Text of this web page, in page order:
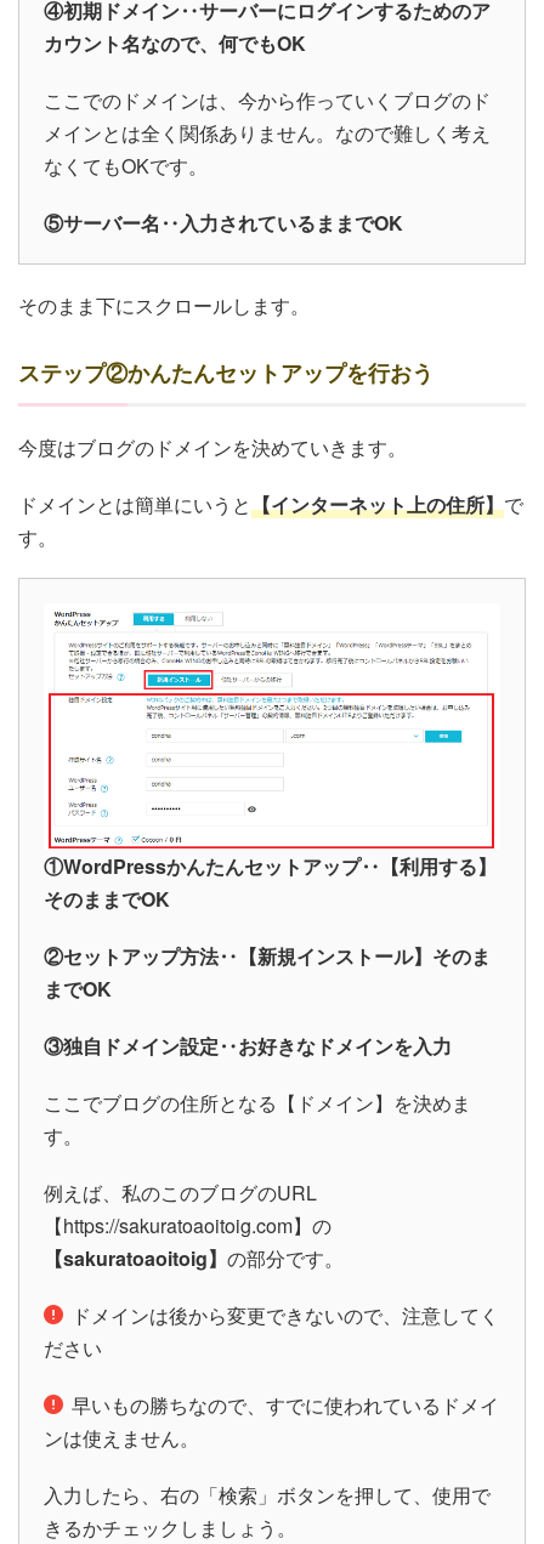
④初期ドメイン‥サーバーにログインするためのア
カウント名なので、何でもOK
ここでのドメインは、今から作っていくブログのド
メインとは全く関係ありません。なので難しく考え
なくてもOKです。
⑤サーバー名‥入力されているままでOK
そのまま下にスクロールします。
ステップ②かんたんセットアップを行おう
今度はブログのドメインを決めていきます。
ドメインとは簡単にいうと【インターネット上の住所】で
す。
①WordPressかんたんセットアップ‥【利用する】
そのままでOK
②セットアップ方法‥【新規インストール】そのま
までOK
③独自ドメイン設定‥お好きなドメインを入力
ここでブログの住所となる【ドメイン】を決めま
す。
例えば、私のこのブログのURL
【https://sakuratoaoitoig.com】の
【sakuratoaoitoig】 の部分です。
ドメインは後から変更できないので、注意してく
ださい
早いもの勝ちなので、すでに使われているドメイ
ンは使えません。
入力したら、右の「検索」ボタンを押して、使用で
きるかチェックしましょう。